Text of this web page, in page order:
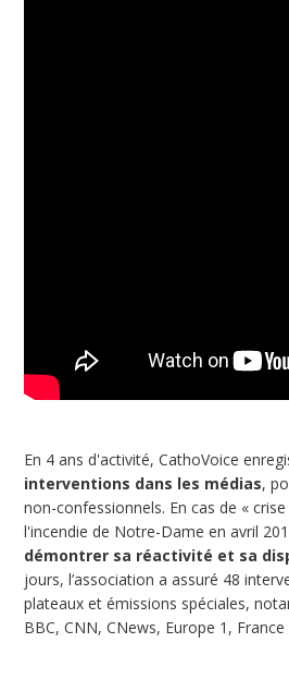
En 4 ans d'activité, CathoVoice
interventions dans les médias,
non-confessionnels. En cas de «
l'incendie de Notre-Dame en avril
démontrer sa réactivité et sa
jours, l’association a assuré 48
plateaux et émissions spéciales,
BBC, CNN, CNews, Europe 1, France